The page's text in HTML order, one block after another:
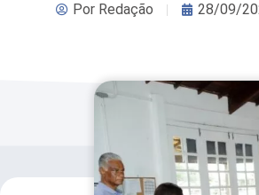
Por Redação 28/09/